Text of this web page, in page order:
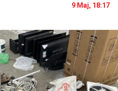
9 Maj, 18:17